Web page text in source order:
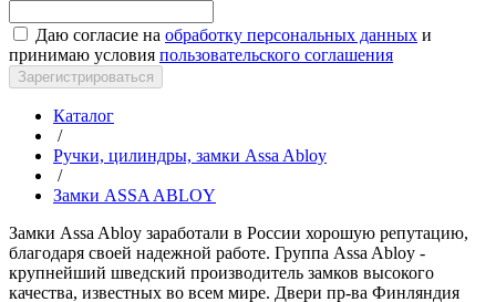
Даю согласие на обработку персональных данных и
принимаю условия пользовательского соглашения
Зарегистрироваться
Каталог
/
Ручки, цилиндры, замки Assa Abloy
/
Замки ASSA ABLOY
Замки Assa Abloy заработали в России хорошую репутацию,
благодаря своей надежной работе. Группа Assa Abloy -
крупнейший шведский производитель замков высокого
качества, известных во всем мире. Двери пр-ва Финляндия